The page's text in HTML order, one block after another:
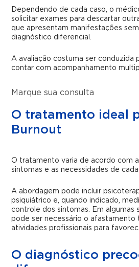
Dependendo de cada caso, o
solicitar exames para descartar
que apresentam manifestações
diagnóstico diferencial.
A avaliação costuma ser conduzida
contar com acompanhamento
Marque sua consulta
O tratamento ideal
Burnout
O tratamento varia de acordo com
sintomas e as necessidades de
A abordagem pode incluir
psiquiátrico e, quando indicado,
controle dos sintomas. Em algumas
pode ser necessário o afastamento
atividades profissionais para
O diagnóstico